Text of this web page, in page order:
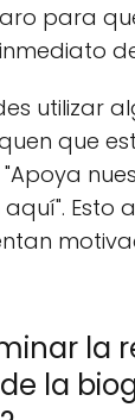
para
utilizar
que
Esto
la
la